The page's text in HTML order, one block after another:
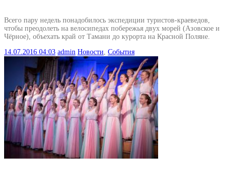
Всего пару недель понадобилось экспедиции туристов-краеведов,
чтобы преодолеть на велосипедах побережья двух морей (Азовское и
Чёрное), объехать край от Тамани до курорта на Красной Поляне.
14.07.2016 04:03 admin Новости События